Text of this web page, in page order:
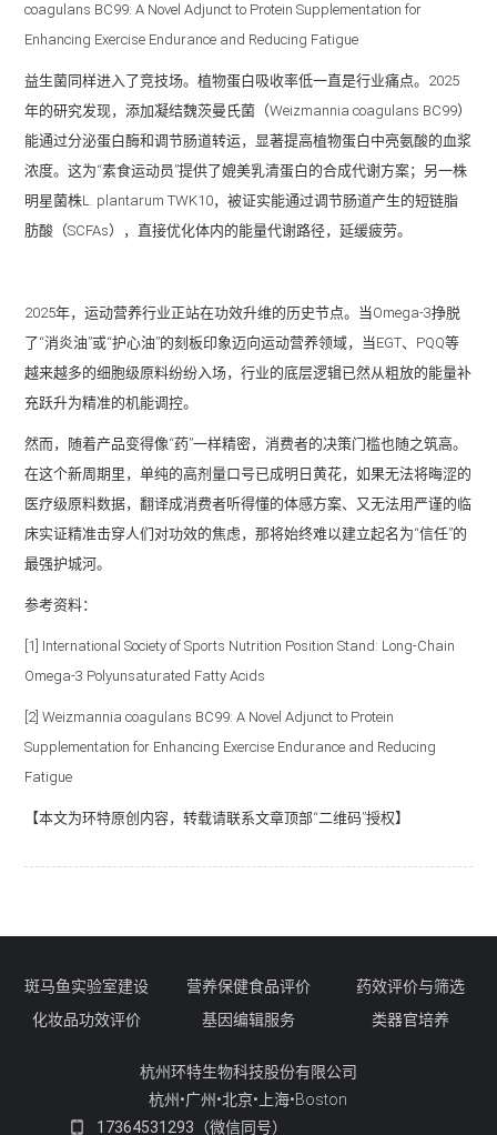
coagulans BC99: A Novel Adjunct to Protein Supplementation for
Enhancing Exercise Endurance and Reducing Fatigue
益生菌同样进入了竞技场。植物蛋白吸收率低一直是行业痛点。2025
年的研究发现，添加凝结魏茨曼氏菌（Weizmannia coagulans BC99）
能通过分泌蛋白酶和调节肠道转运，显著提高植物蛋白中亮氨酸的血浆
浓度。这为“素食运动员”提供了媲美乳清蛋白的合成代谢方案；另一株
明星菌株L. plantarum TWK10，被证实能通过调节肠道产生的短链脂
肪酸（SCFAs），直接优化体内的能量代谢路径，延缓疲劳。
2025年，运动营养行业正站在功效升维的历史节点。当Omega-3挣脱
了“消炎油”或“护心油”的刻板印象迈向运动营养领域，当EGT、PQQ等
越来越多的细胞级原料纷纷入场，行业的底层逻辑已然从粗放的能量补
充跃升为精准的机能调控。
然而，随着产品变得像“药”一样精密，消费者的决策门槛也随之筑高。
在这个新周期里，单纯的高剂量口号已成明日黄花，如果无法将晦涩的
医疗级原料数据，翻译成消费者听得懂的体感方案、又无法用严谨的临
床实证精准击穿人们对功效的焦虑，那将始终难以建立起名为“信任”的
最强护城河。
参考资料：
[1] International Society of Sports Nutrition Position Stand: Long-Chain
Omega-3 Polyunsaturated Fatty Acids
[2] Weizmannia coagulans BC99: A Novel Adjunct to Protein
Supplementation for Enhancing Exercise Endurance and Reducing
Fatigue
【本文为环特原创内容，转载请联系文章顶部“二维码”授权】
斑马鱼实验室建设 营养保健食品评价
药效评价与筛选
化妆品功效评价
基因编辑服务 类器官培养
杭州环特生物科技股份有限公司
杭州•广州•北京•上海•Boston
17364531293（微信同号）